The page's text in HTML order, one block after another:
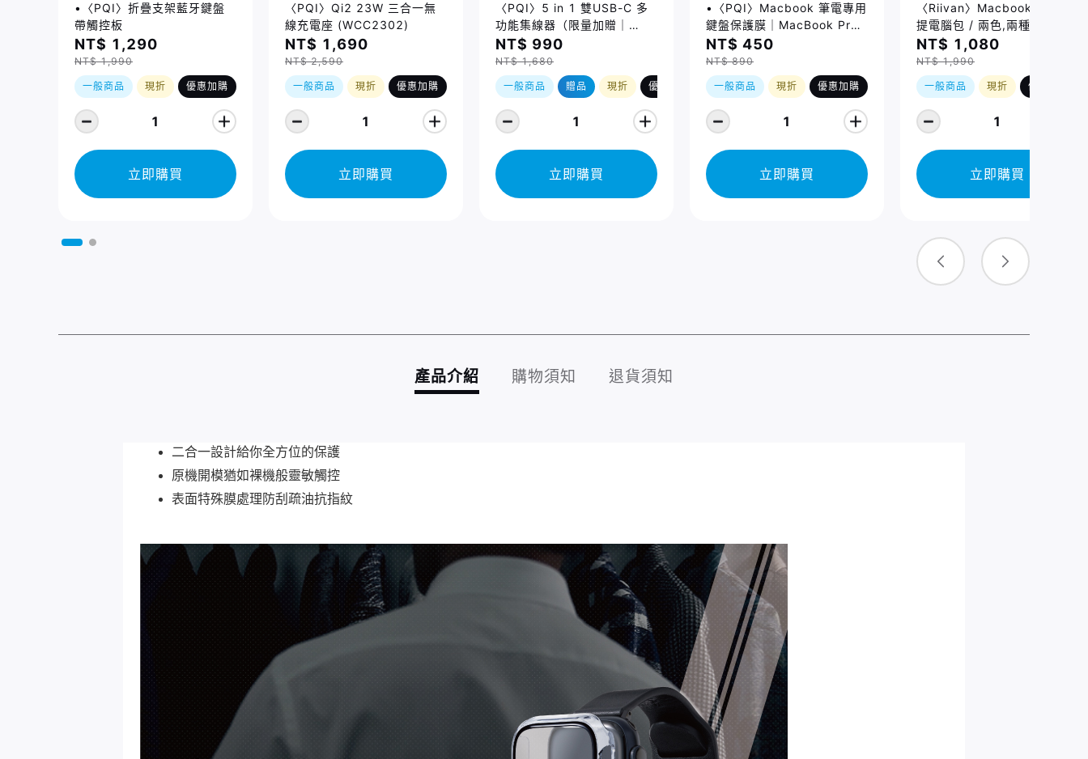
•〈PQI〉折疊支架藍牙鍵盤
帶觸控板
NT$ 1,290
NT$ 1,990
一般商品 現折 優惠加購
1
立即購買
〈PQI〉Qi2 23W 三合一無
線充電座 (WCC2302)
NT$ 1,690
NT$ 2,590
一般商品 現折 優惠加購
1
立即購買
〈PQI〉5 in 1 雙USB-C 多
功能集線器（限量加贈｜
U988 class 10 Micro SD
記憶卡 64GB，附 SD 轉卡）
NT$ 990
NT$ 1,680
一般商品 贈品 現折 優惠加購
1
立即購買
•〈PQI〉Macbook 筆電專用
鍵盤保護膜｜MacBook Pro
14/16吋 (2021-2026)、
MacBook Air 13/15吋
(2026) 適用
NT$ 450
NT$ 890
一般商品 現折 優惠加購
1
立即購買
〈Riivan〉Macbook 防震手
提電腦包 / 兩色,兩種規格
NT$ 1,080
NT$ 1,990
一般商品 現折 優惠加購
1
立即購買
產品介紹 購物須知 退貨須知
二合一設計給你全方位的保護
原機開模猶如裸機般靈敏觸控
表面特殊膜處理防刮疏油抗指紋